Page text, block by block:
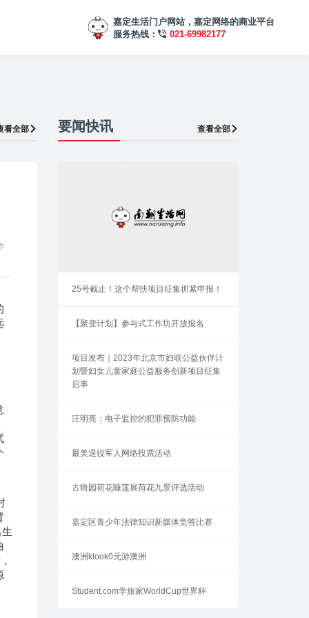
嘉定生活门户网站，嘉定网络的商业平台
服务热线：
021-69982177
看全部 要闻快讯 查看全部
25号截止！这个帮扶项目征集抓紧申报！
【聚变计划】参与式工作坊开放报名
项目发布｜2023年北京市妇联公益伙伴计
划暨妇女儿童家庭公益服务创新项目征集
启事
汪明亮：电子监控的犯罪预防功能
最美退役军人网络投票活动
古猗园荷花睡莲展荷花九景评选活动
嘉定区青少年法律知识新媒体竞答比赛
澳洲klook0元游澳洲
Student.com学旅家WorldCup世界杯